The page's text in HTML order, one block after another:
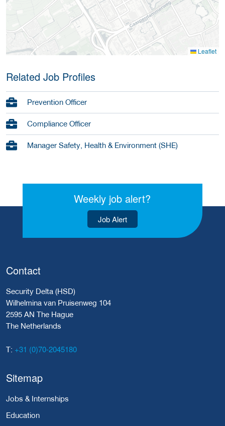
Leaflet
Related Job Profiles
Prevention Officer
Compliance Officer
Manager Safety, Health & Environment (SHE)
Weekly job alert?
Job Alert
Contact
Security Delta (HSD)
Wilhelmina van Pruisenweg 104
2595 AN The Hague
The Netherlands
T: +31 (0)70-2045180
Sitemap
Jobs & Internships
Education